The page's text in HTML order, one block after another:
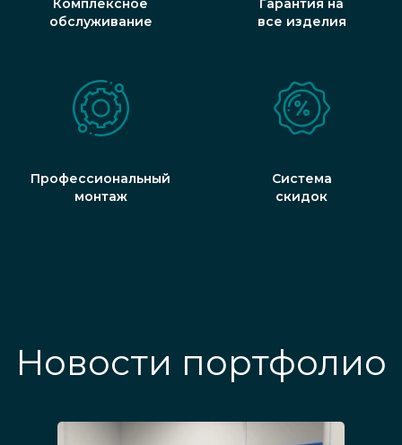
обслуживание
все изделия
Профессиональный
монтаж
Система
скидок
Новости портфолио